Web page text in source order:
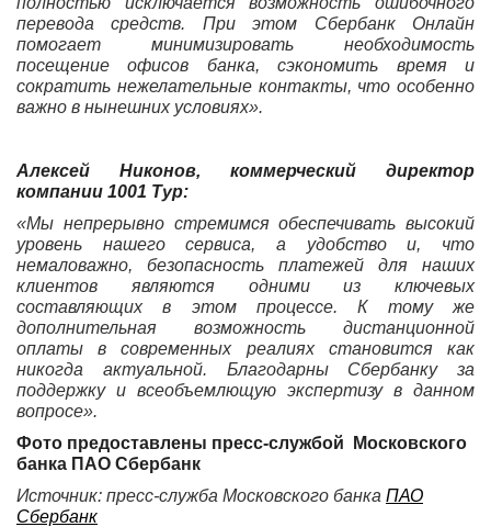
перевода средств. При этом Сбербанк Онлайн
помогает минимизировать необходимость
посещение офисов банка, сэкономить время и
сократить нежелательные контакты, что особенно
важно в нынешних условиях».
Алексей Никонов, коммерческий директор
компании 1001 Тур:
«Мы непрерывно стремимся обеспечивать высокий
уровень нашего сервиса, а удобство и, что
немаловажно, безопасность платежей для наших
клиентов являются одними из ключевых
составляющих в этом процессе. К тому же
дополнительная возможность дистанционной
оплаты в современных реалиях становится как
никогда актуальной. Благодарны Сбербанку за
поддержку и всеобъемлющую экспертизу в данном
вопросе».
Фото предоставлены пресс-службой
Московского
банка ПАО Сбербанк
Источник: пресс-служба Московского банка ПАО
Сбербанк